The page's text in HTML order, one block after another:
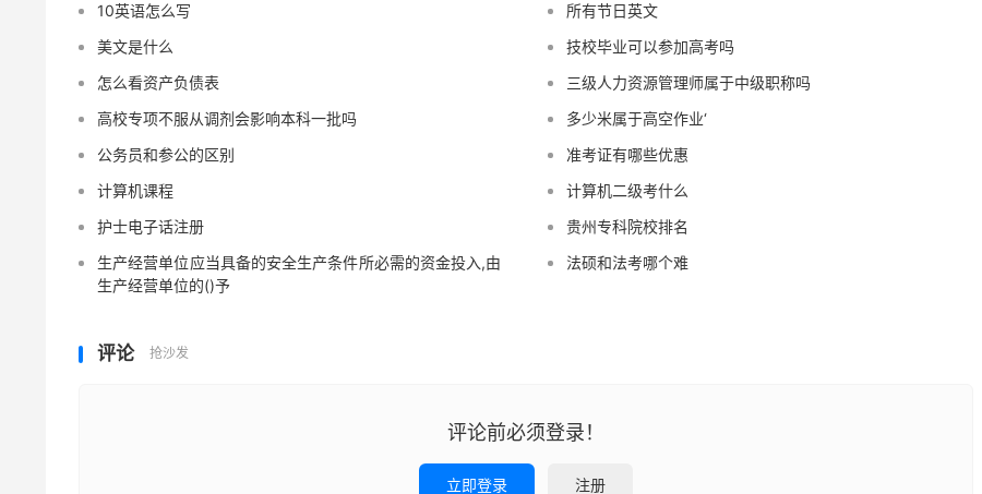
10英语怎么写
所有节日英文
美文是什么
技校毕业可以参加高考吗
怎么看资产负债表
三级人力资源管理师属于中级职称吗
高校专项不服从调剂会影响本科一批吗
多少米属于高空作业‘
公务员和参公的区别
准考证有哪些优惠
计算机课程
计算机二级考什么
护士电子话注册
贵州专科院校排名
生产经营单位应当具备的安全生产条件所必需的资金投入,由
生产经营单位的()予
法硕和法考哪个难
评论 抢沙发
评论前必须登录！
立即登录 注册